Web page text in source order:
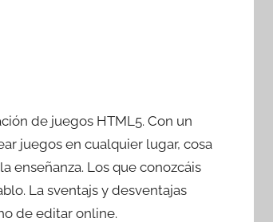
de juegos HTML5. Con un
juegos en cualquier lugar, cosa
enseñanza. Los que conozcáis
La sventajs y desventajas
de editar online.